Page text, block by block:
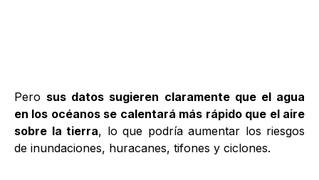
Pero sus datos sugieren claramente que el agua
en los océanos se calentará más rápido que el aire
sobre la tierra, lo que podría aumentar los riesgos
de inundaciones, huracanes, tifones y ciclones.